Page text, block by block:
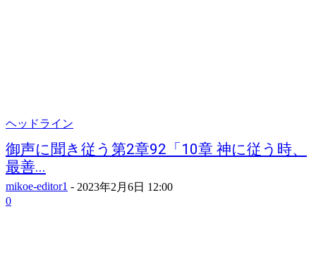
ヘッドライン
御声に聞き従う第2章92「10章 神に従う時、
最善...
mikoe-editor1 - 2023年2月6日 12:00
0